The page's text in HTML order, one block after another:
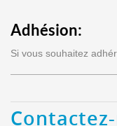
Adhésion:
Si vous souhaitez